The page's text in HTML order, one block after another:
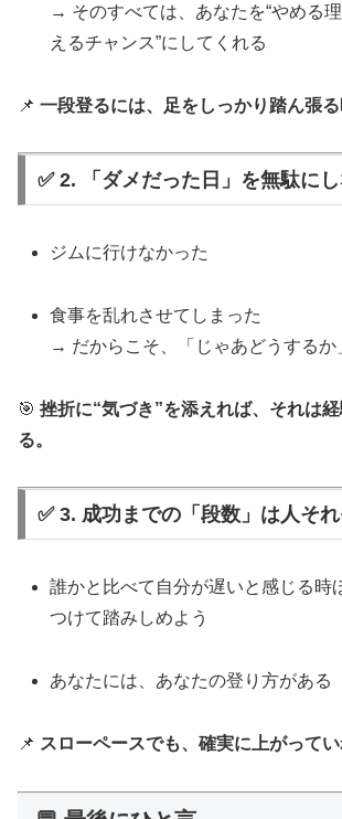
→ そのすべては、あなたを“やめる理
えるチャンス”にしてくれる
📌 一段登るには、足をしっかり踏ん張る
✅ 2. 「ダメだった日」を無駄に
ジムに行けなかった
食事を乱れさせてしまった
→ だからこそ、「じゃあどうするか
🎯 挫折に“気づき”を添えれば、それは
る。
✅ 3. 成功までの「段数」は人そ
誰かと比べて自分が遅いと感じる時
つけて踏みしめよう
あなたには、あなたの登り方がある
📌 スローペースでも、確実に上がってい